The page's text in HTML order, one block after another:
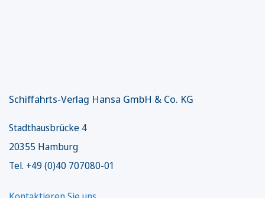
Schiffahrts-Verlag Hansa GmbH & Co. KG
Stadthausbrücke 4
20355 Hamburg
Tel. +49 (0)40 707080-01